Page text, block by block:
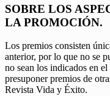
SOBRE LOS
LA PROMOCIÓN.
Los premios consisten
anterior, por lo que no se
no sean los indicados en
presuponer premios de
Revista Vida y Éxito.